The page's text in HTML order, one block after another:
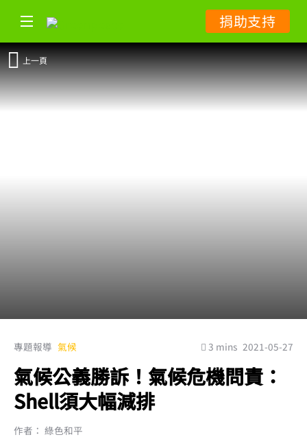
捐助支持
上一頁
專題報導 氣候 3 mins 2021-05-27
氣候公義勝訴！氣候危機問責：
Shell須大幅減排
作者： 綠色和平